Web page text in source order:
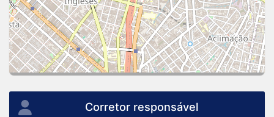
Corretor responsável